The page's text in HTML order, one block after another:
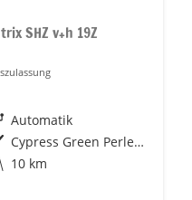
SHZ v+h 19Z
Automatik
Cypress Green Perleffekt
10 km